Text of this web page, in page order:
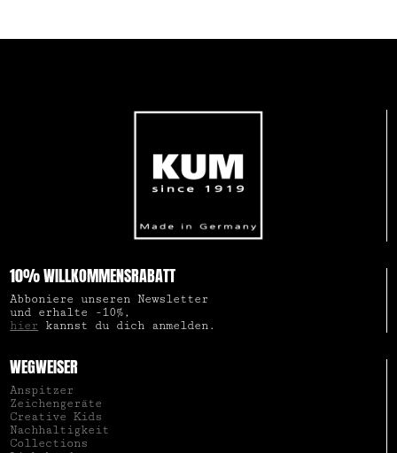
10% WILLKOMMENSRABATT
Abboniere unseren Newsletter
und erhalte -10%,
hier kannst du dich anmelden.
WEGWEISER
Anspitzer
Zeichengeräte
Creative Kids
Nachhaltigkeit
Collections